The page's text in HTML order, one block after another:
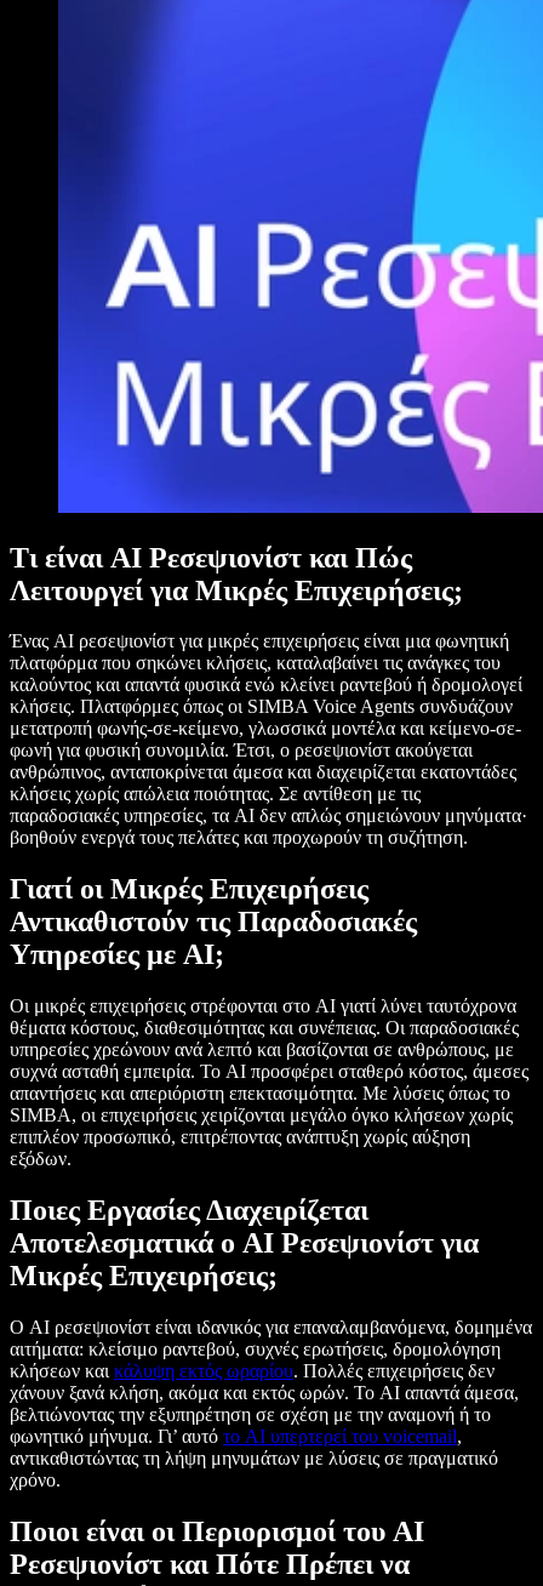
Τι είναι AI Ρεσεψιονίστ και Πώς
Λειτουργεί για Μικρές Επιχειρήσεις;
Ένας AI ρεσεψιονίστ για μικρές επιχειρήσεις είναι μια φωνητική
πλατφόρμα που σηκώνει κλήσεις, καταλαβαίνει τις ανάγκες του
καλούντος και απαντά φυσικά ενώ κλείνει ραντεβού ή δρομολογεί
κλήσεις. Πλατφόρμες όπως οι SIMBA Voice Agents συνδυάζουν
μετατροπή φωνής-σε-κείμενο, γλωσσικά μοντέλα και κείμενο-σε-
φωνή για φυσική συνομιλία. Έτσι, ο ρεσεψιονίστ ακούγεται
ανθρώπινος, ανταποκρίνεται άμεσα και διαχειρίζεται εκατοντάδες
κλήσεις χωρίς απώλεια ποιότητας. Σε αντίθεση με τις
παραδοσιακές υπηρεσίες, τα AI δεν απλώς σημειώνουν μηνύματα·
βοηθούν ενεργά τους πελάτες και προχωρούν τη συζήτηση.
Γιατί οι Μικρές Επιχειρήσεις
Αντικαθιστούν τις Παραδοσιακές
Υπηρεσίες με AI;
Οι μικρές επιχειρήσεις στρέφονται στο AI γιατί λύνει ταυτόχρονα
θέματα κόστους, διαθεσιμότητας και συνέπειας. Οι παραδοσιακές
υπηρεσίες χρεώνουν ανά λεπτό και βασίζονται σε ανθρώπους, με
συχνά ασταθή εμπειρία. Το AI προσφέρει σταθερό κόστος, άμεσες
απαντήσεις και απεριόριστη επεκτασιμότητα. Με λύσεις όπως το
SIMBA, οι επιχειρήσεις χειρίζονται μεγάλο όγκο κλήσεων χωρίς
επιπλέον προσωπικό, επιτρέποντας ανάπτυξη χωρίς αύξηση
εξόδων.
Ποιες Εργασίες Διαχειρίζεται
Αποτελεσματικά ο AI Ρεσεψιονίστ για
Μικρές Επιχειρήσεις;
Ο AI ρεσεψιονίστ είναι ιδανικός για επαναλαμβανόμενα, δομημένα
αιτήματα: κλείσιμο ραντεβού, συχνές ερωτήσεις, δρομολόγηση
κλήσεων και κάλυψη εκτός ωραρίου. Πολλές επιχειρήσεις δεν
χάνουν ξανά κλήση, ακόμα και εκτός ωρών. Το AI απαντά άμεσα,
βελτιώνοντας την εξυπηρέτηση σε σχέση με την αναμονή ή το
φωνητικό μήνυμα. Γι’ αυτό το AI υπερτερεί του voicemail,
αντικαθιστώντας τη λήψη μηνυμάτων με λύσεις σε πραγματικό
χρόνο.
Ποιοι είναι οι Περιορισμοί του AI
Ρεσεψιονίστ και Πότε Πρέπει να